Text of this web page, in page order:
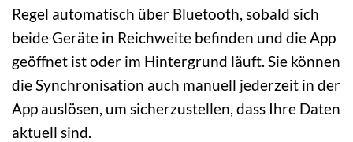
Regel automatisch über Bluetooth, sobald sich
beide Geräte in Reichweite befinden und die App
geöffnet ist oder im Hintergrund läuft. Sie können
die Synchronisation auch manuell jederzeit in der
App auslösen, um sicherzustellen, dass Ihre Daten
aktuell sind.